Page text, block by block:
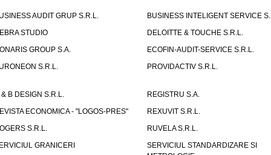
AUDIT GRUP S.R.L.
BUSINESS INTELIGENT SERVICE
STUDIO
DELOITTE & TOUCHE S.R.L.
GROUP S.A.
ECOFIN-AUDIT-SERVICE S.R.L.
S.R.L.
PROVIDACTIV S.R.L.
B DESIGN S.R.L.
REGISTRU S.A.
ECONOMICA - "LOGOS-PRES"
REXUVIT S.R.L.
S.R.L.
RUVELA S.R.L.
GRANICERI
SERVICIUL STANDARDIZARE SI